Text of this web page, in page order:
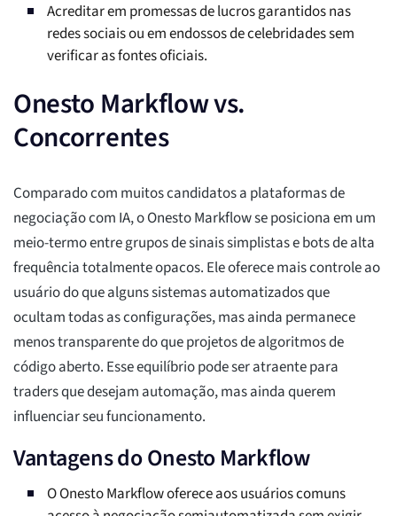
Acreditar em promessas de lucros garantidos nas
redes sociais ou em endossos de celebridades sem
verificar as fontes oficiais.
Onesto Markflow vs.
Concorrentes
Comparado com muitos candidatos a plataformas de
negociação com IA, o Onesto Markflow se posiciona em um
meio-termo entre grupos de sinais simplistas e bots de alta
frequência totalmente opacos. Ele oferece mais controle ao
usuário do que alguns sistemas automatizados que
ocultam todas as configurações, mas ainda permanece
menos transparente do que projetos de algoritmos de
código aberto. Esse equilíbrio pode ser atraente para
traders que desejam automação, mas ainda querem
influenciar seu funcionamento.
Vantagens do Onesto Markflow
O Onesto Markflow oferece aos usuários comuns